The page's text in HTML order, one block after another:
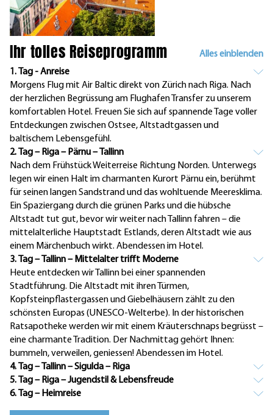
Ihr tolles Reiseprogramm
Alles einblenden
1. Tag - Anreise
Morgens Flug mit Air Baltic direkt von Zürich nach Riga. Nach
der herzlichen Begrüssung am Flughafen Transfer zu unserem
komfortablen Hotel. Freuen Sie sich auf spannende Tage voller
Entdeckungen zwischen Ostsee, Altstadtgassen und
baltischem Lebensgefühl.
2. Tag – Riga – Pärnu – Tallinn
Nach dem Frühstück Weiterreise Richtung Norden. Unterwegs
legen wir einen Halt im charmanten Kurort Pärnu ein, berühmt
für seinen langen Sandstrand und das wohltuende Meeresklima.
Ein Spaziergang durch die grünen Parks und die hübsche
Altstadt tut gut, bevor wir weiter nach Tallinn fahren – die
mittelalterliche Hauptstadt Estlands, deren Altstadt wie aus
einem Märchenbuch wirkt. Abendessen im Hotel.
3. Tag – Tallinn – Mittelalter trifft Moderne
Heute entdecken wir Tallinn bei einer spannenden
Stadtführung. Die Altstadt mit ihren Türmen,
Kopfsteinpflastergassen und Giebelhäusern zählt zu den
schönsten Europas (UNESCO-Welterbe). In der historischen
Ratsapotheke werden wir mit einem Kräuterschnaps begrüsst –
eine charmante Tradition. Der Nachmittag gehört Ihnen:
bummeln, verweilen, geniessen! Abendessen im Hotel.
4. Tag – Tallinn – Sigulda – Riga
5. Tag – Riga – Jugendstil & Lebensfreude
6. Tag – Heimreise